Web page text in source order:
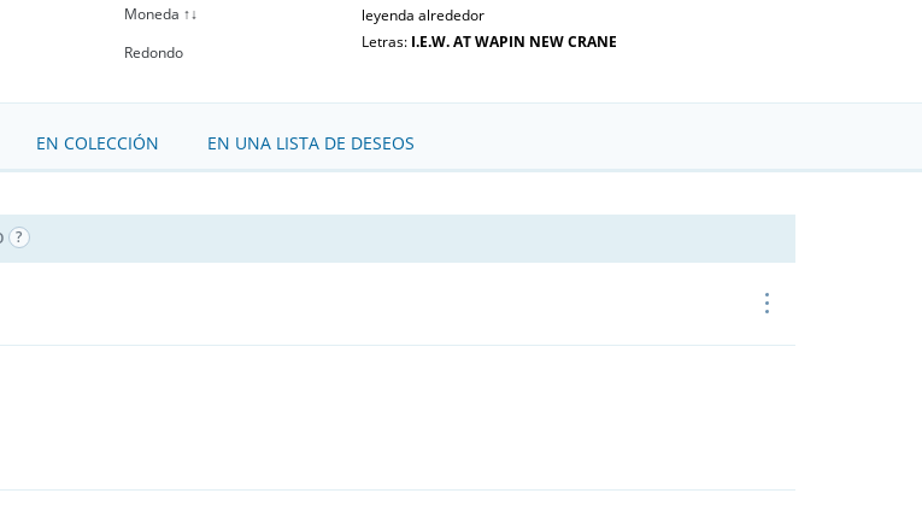
leyenda alrededor
Letras: I.E.W. AT WAPIN NEW CRANE
Moneda ↑↓
Redondo
EN COLECCIÓN EN UNA LISTA DE DESEOS